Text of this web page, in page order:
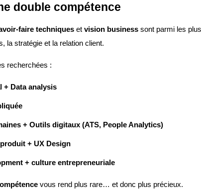
double compétence
faire techniques et vision business sont parmi les
la stratégie et la relation client.
recherchées :
+ Data analysis
+ Outils digitaux (ATS, People Analytics)
+ UX Design
+ culture entrepreneuriale
vous rend plus rare… et donc plus précieux.